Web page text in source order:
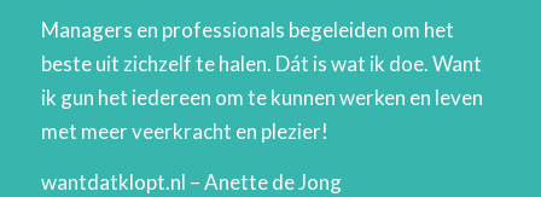
Managers en professionals begeleiden om het
beste uit zichzelf te halen. Dát is wat ik doe. Want
ik gun het iedereen om te kunnen werken en leven
met meer veerkracht en plezier!
wantdatklopt.nl – Anette de Jong